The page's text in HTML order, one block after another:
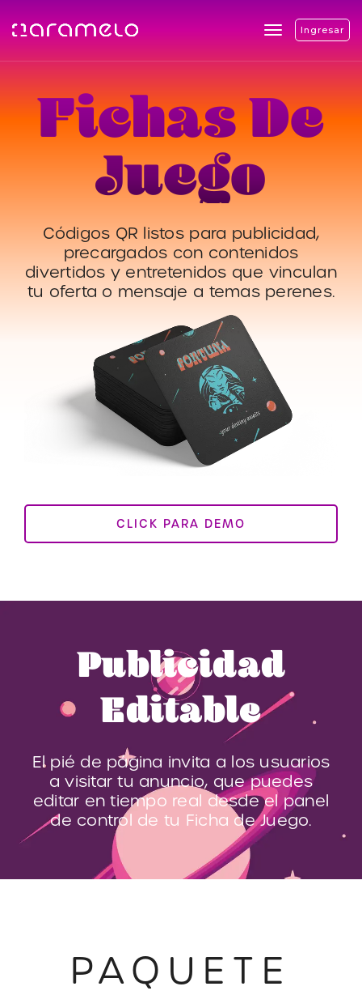
ToggleIngresar
Fichas De
Juego
Códigos QR listos para publicidad,
precargados con contenidos
divertidos y entretenidos que vinculan
tu oferta o mensaje a temas perenes.
CLICK PARA DEMO
Publicidad
Editable
El pié de página invita a los usuarios
a visitar tu anuncio, que puedes
editar en tiempo real desde el panel
de control de tu Ficha de Juego.
PAQUETE